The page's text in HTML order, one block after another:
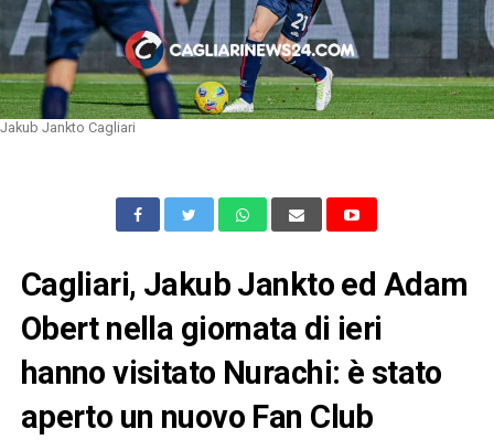
Jakub Jankto Cagliari
Cagliari, Jakub Jankto ed Adam
Obert nella giornata di ieri
hanno visitato Nurachi: è stato
aperto un nuovo Fan Club